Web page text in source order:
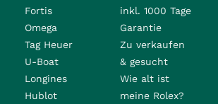
Fortis
Omega
Tag Heuer
U-Boat
Longines
Hublot
inkl. 1000 Tage
Garantie
Zu verkaufen
& gesucht
Wie alt ist
meine Rolex?